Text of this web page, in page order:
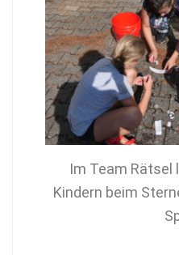
Im Team Rätsel
Kindern beim